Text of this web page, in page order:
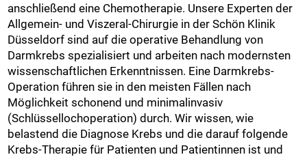
anschließend eine Chemotherapie. Unsere Experten der
Allgemein- und Viszeral-Chirurgie in der Schön Klinik
Düsseldorf sind auf die operative Behandlung von
Darmkrebs spezialisiert und arbeiten nach modernsten
wissenschaftlichen Erkenntnissen. Eine Darmkrebs-
Operation führen sie in den meisten Fällen nach
Möglichkeit schonend und minimalinvasiv
(Schlüssellochoperation) durch. Wir wissen, wie
belastend die Diagnose Krebs und die darauf folgende
Krebs-Therapie für Patienten und Patientinnen ist und